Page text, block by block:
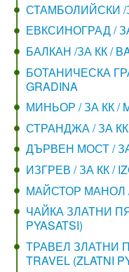
СТАМБОЛИЙСКИ /
ЕВКСИНОГРАД /
БАЛКАН /ЗА КК /
БОТАНИЧЕСКА
GRADINA
МИНЬОР / ЗА КК /
СТРАНДЖА / ЗА КК
ДЪРВЕН МОСТ / ЗА
ИЗГРЕВ / ЗА КК /
МАЙСТОР МАНОЛ /
ЧАЙКА ЗЛАТНИ
PYASATSI)
ТРАВЕЛ ЗЛАТНИ
TRAVEL (ZLATNI